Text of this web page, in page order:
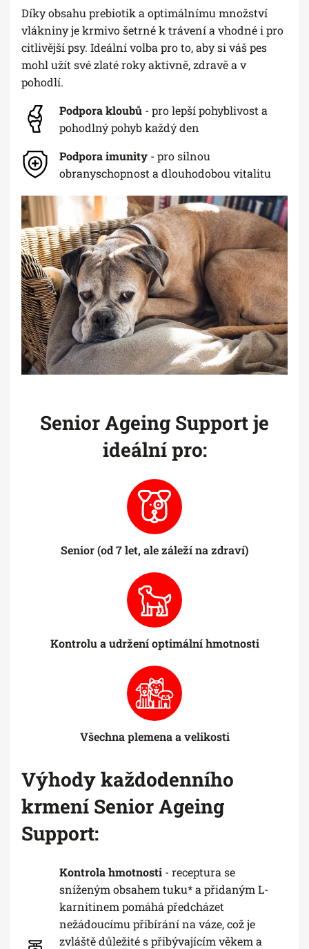
Díky obsahu prebiotik a optimálnímu množství
vlákniny je krmivo šetrné k trávení a vhodné i pro
citlivější psy. Ideální volba pro to, aby si váš pes
mohl užít své zlaté roky aktivně, zdravě a v
pohodlí.
Podpora kloubů - pro lepší pohyblivost a
pohodlný pohyb každý den
Podpora imunity - pro silnou
obranyschopnost a dlouhodobou vitalitu
Senior Ageing Support je
ideální pro:
Senior (od 7 let, ale záleží na zdraví)
Kontrolu a udržení optimální hmotnosti
Všechna plemena a velikosti
Výhody každodenního
krmení Senior Ageing
Support:
Kontrola hmotnosti - receptura se
sníženým obsahem tuku* a přidaným L-
karnitinem pomáhá předcházet
nežádoucímu přibírání na váze, což je
zvláště důležité s přibývajícím věkem a